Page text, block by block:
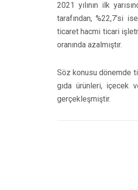
2021 yılının ilk
tarafından, %22,7’si
ticaret hacmi ticari
oranında azalmıştır.
Söz konusu dönemde
gıda ürünleri, içecek
gerçekleşmiştir.